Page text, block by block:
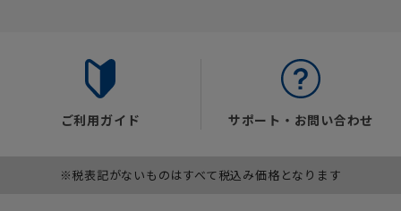
ご利用ガイド サポート・お問い合わせ
※税表記がないものはすべて税込み価格となります